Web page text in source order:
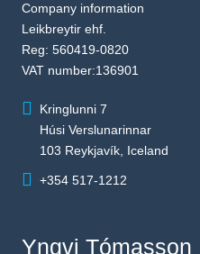
Company information
Leikbreytir ehf.
Reg: 560419-0820
VAT number:136901
Kringlunni 7
Húsi Verslunarinnar
103 Reykjavík, Iceland
+354 517-1212
Yngvi Tómasson